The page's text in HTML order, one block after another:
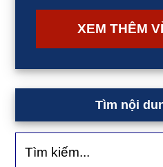
XEM THÊM
Tìm nội